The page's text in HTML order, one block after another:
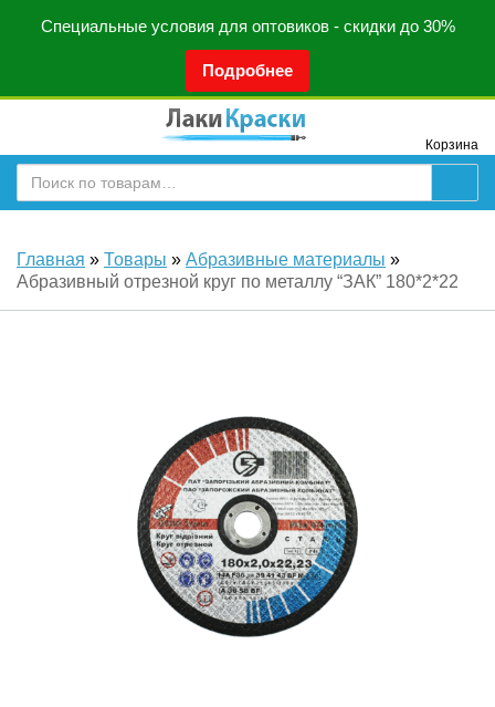
Специальные условия для оптовиков - скидки до 30%
Подробнее
Корзина
Главная » Товары » Абразивные материалы »
Абразивный отрезной круг по металлу “ЗАК” 180*2*22